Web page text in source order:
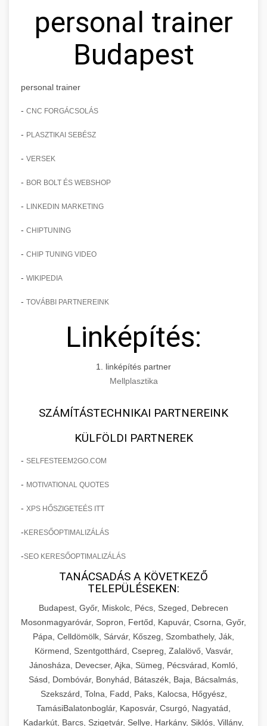
personal trainer
Budapest
personal trainer
- CNC FORGÁCSOLÁS
- PLASZTIKAI SEBÉSZ
- VERSEK
- BOR BOLT ÉS WEBSHOP
- LINKEDIN MARKETING
- CHIPTUNING
- CHIP TUNING VIDEO
- WIKIPEDIA
- TOVÁBBI PARTNEREINK
Linképítés:
1. linképítés partner
Mellplasztika
SZÁMÍTÁSTECHNIKAI PARTNEREINK
KÜLFÖLDI PARTNEREK
- SELFESTEEM2GO.COM
- MOTIVATIONAL QUOTES
- XPS HŐSZIGETEÉS ITT
- KERESŐOPTIMALIZÁLÁS
-SEO KERESŐOPTIMALIZÁLÁS
TANÁCSADÁS A KÖVETKEZŐ
TELEPÜLÉSEKEN:
Budapest, Győr, Miskolc, Pécs, Szeged, Debrecen
Mosonmagyaróvár, Sopron, Fertőd, Kapuvár, Csorna, Győr,
Pápa, Celldömölk, Sárvár, Kőszeg, Szombathely, Ják,
Körmend, Szentgotthárd, Csepreg, Zalalövő, Vasvár,
Jánosháza, Devecser, Ajka, Sümeg, Pécsvárad, Komló,
Sásd, Dombóvár, Bonyhád, Bátaszék, Baja, Bácsalmás,
Szekszárd, Tolna, Fadd, Paks, Kalocsa, Hőgyész,
TamásiBalatonboglár, Kaposvár, Csurgó, Nagyatád,
Kadarkút, Barcs, Szigetvár, Sellye, Harkány, Siklós, Villány,